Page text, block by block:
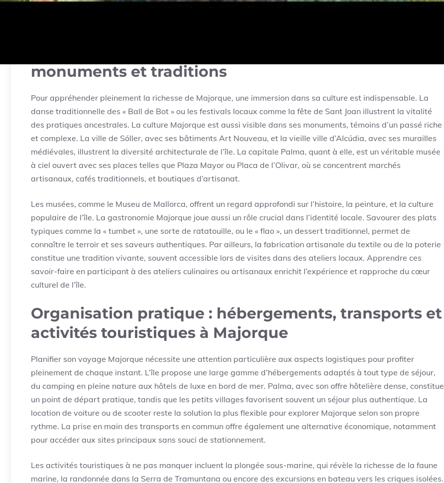
monuments et traditions
Pour appréhender pleinement la richesse de Majorque, une immersion dans sa culture est indispensable. La
danse traditionnelle des « Ball de Bot » ou les festivals locaux comme la fête de Sant Joan illustrent la vitalité
des pratiques ancestrales. La culture Majorque est aussi visible dans ses monuments, témoins d’un passé riche
et complexe. La ville de Sóller, avec ses bâtiments Art Nouveau, et la vieille ville d’Alcúdia, avec ses murailles
médiévales, illustrent la diversité architecturale de l’île. La capitale Palma, quant à elle, est un véritable musée
à ciel ouvert avec ses places telles que Plaza Mayor ou Placa de l’Olivar, où se concentrent marchés
artisanaux, cafés traditionnels, et boutiques d’artisanat.
Les musées, comme le Museu de Mallorca, offrent un regard approfondi sur l’histoire, la peinture, et la culture
populaire de l’île. La gastronomie Majorque joue aussi un rôle crucial dans l’identité locale. Savourer des plats
typiques comme la « tumbet », une sorte de ratatouille, ou le « flao », un dessert traditionnel, permet de
connaître le terroir et ses saveurs authentiques. Par ailleurs, la fabrication artisanale du textile ou de la poterie
constitue une tradition vivante, souvent accessible lors de visites dans des ateliers locaux. Apprendre ces
savoir-faire en participant à des ateliers culinaires ou artisanaux enrichit l’expérience et rapproche du cœur
culturel de l’île.
Organisation pratique : hébergements, transports et
activités touristiques à Majorque
Planifier son voyage Majorque nécessite une attention particulière aux aspects logistiques pour profiter
pleinement de chaque instant. L’île propose une large gamme d’hébergements adaptés à tout type de séjour,
du camping en pleine nature aux hôtels de luxe en bord de mer. Palma, avec son offre hôtelière dense, constitue
un point de départ pratique, tandis que les petits villages favorisent souvent un séjour plus authentique. La
location de voiture ou de scooter reste la solution la plus flexible pour explorer Majorque selon son propre
rythme. La prise en main des transports en commun offre également une alternative économique, notamment
pour accéder aux sites principaux sans souci de stationnement.
Les activités touristiques à ne pas manquer incluent la plongée sous-marine, qui révèle la richesse de la faune
marine, la randonnée dans la Serra de Tramuntana ou encore des excursions en bateau vers les criques isolées.